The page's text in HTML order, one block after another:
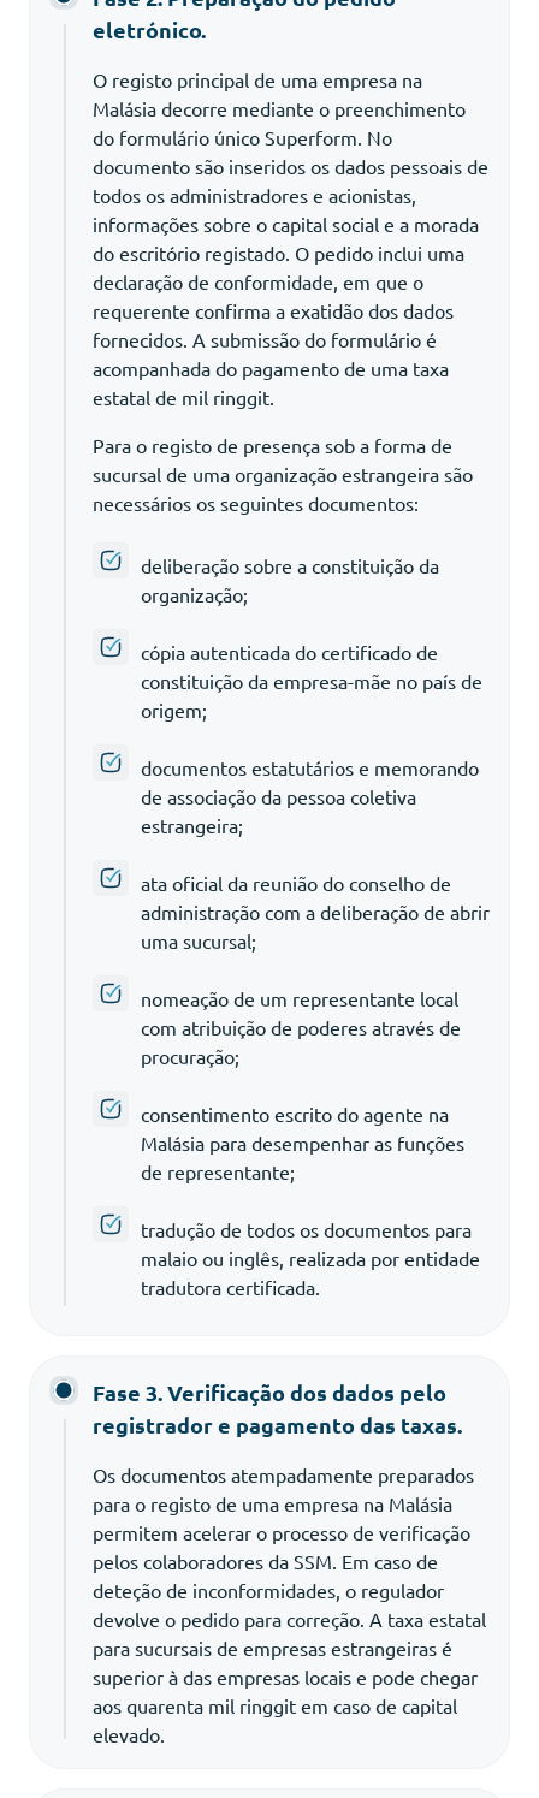
eletrónico.
O registo principal de uma empresa na
Malásia decorre mediante o preenchimento
do formulário único Superform. No
documento são inseridos os dados pessoais de
todos os administradores e acionistas,
informações sobre o capital social e a morada
do escritório registado. O pedido inclui uma
declaração de conformidade, em que o
requerente confirma a exatidão dos dados
fornecidos. A submissão do formulário é
acompanhada do pagamento de uma taxa
estatal de mil ringgit.
Para o registo de presença sob a forma de
sucursal de uma organização estrangeira são
necessários os seguintes documentos:
deliberação sobre a constituição da
organização;
cópia autenticada do certificado de
constituição da empresa-mãe no país de
origem;
documentos estatutários e memorando
de associação da pessoa coletiva
estrangeira;
ata oficial da reunião do conselho de
administração com a deliberação de abrir
uma sucursal;
nomeação de um representante local
com atribuição de poderes através de
procuração;
consentimento escrito do agente na
Malásia para desempenhar as funções
de representante;
tradução de todos os documentos para
malaio ou inglês, realizada por entidade
tradutora certificada.
Fase 3. Verificação dos dados pelo
registrador e pagamento das taxas.
Os documentos atempadamente preparados
para o registo de uma empresa na Malásia
permitem acelerar o processo de verificação
pelos colaboradores da SSM. Em caso de
deteção de inconformidades, o regulador
devolve o pedido para correção. A taxa estatal
para sucursais de empresas estrangeiras é
superior à das empresas locais e pode chegar
aos quarenta mil ringgit em caso de capital
elevado.